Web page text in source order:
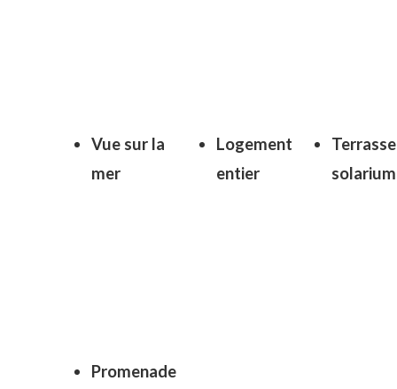
Vue sur la
mer
Logement
entier
Terrasse
solarium
Promenade